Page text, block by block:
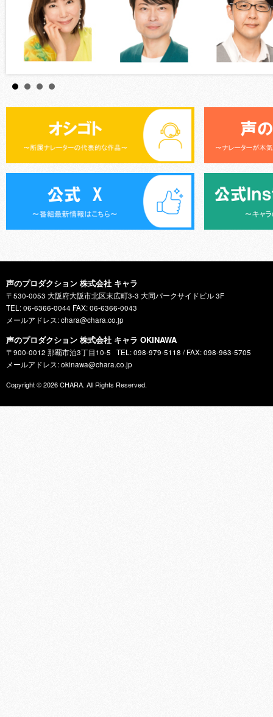
声のプロダクション 株式会社 キャラ
〒530-0053 大阪府大阪市北区末広町3-3 大同パークサイドビル 3F
TEL: 06-6366-0044 FAX: 06-6366-0043
メールアドレス: chara@chara.co.jp
声のプロダクション 株式会社 キャラ OKINAWA
〒900-0012 那覇市泊3丁目10-5
TEL: 098-979-5118 / FAX: 098-963-5705
メールアドレス: okinawa@chara.co.jp
Copyright © 2026CHARA. All Rights Reserved.